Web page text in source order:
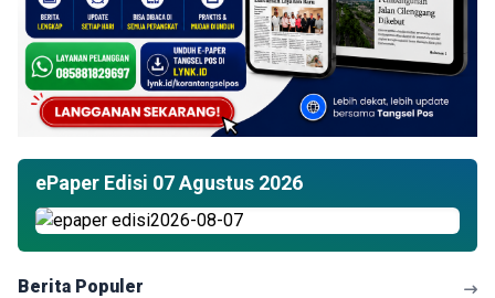
ePaper Edisi 07 Agustus 2026
Berita Populer